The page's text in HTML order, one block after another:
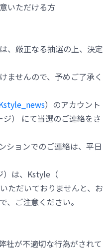
いただける方
、厳正なる抽選の上、決定
ませんので、予めご了承く
）のアカウント
） にて当選のご連絡をさ
ションでのご連絡は、平日
は、Kstyle（
ただいておりませんと、お
、ご注意ください。
社が不適切な行為がされて